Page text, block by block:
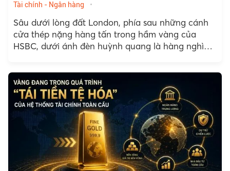
Tài chính - Ngân hàng
Sâu dưới lòng đất London, phía sau những cánh
cửa thép nặng hàng tấn trong hầm vàng của
HSBC, dưới ánh đèn huỳnh quang là hàng nghìn